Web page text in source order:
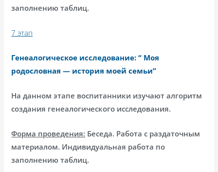
заполнению таблиц.
7 этап
Генеалогическое исследование: “ Моя
родословная — история моей семьи”
На данном этапе воспитанники изучают алгоритм
создания генеалогического исследования.
Форма проведения: Беседа. Работа с раздаточным
материалом. Индивидуальная работа по
заполнению таблиц.